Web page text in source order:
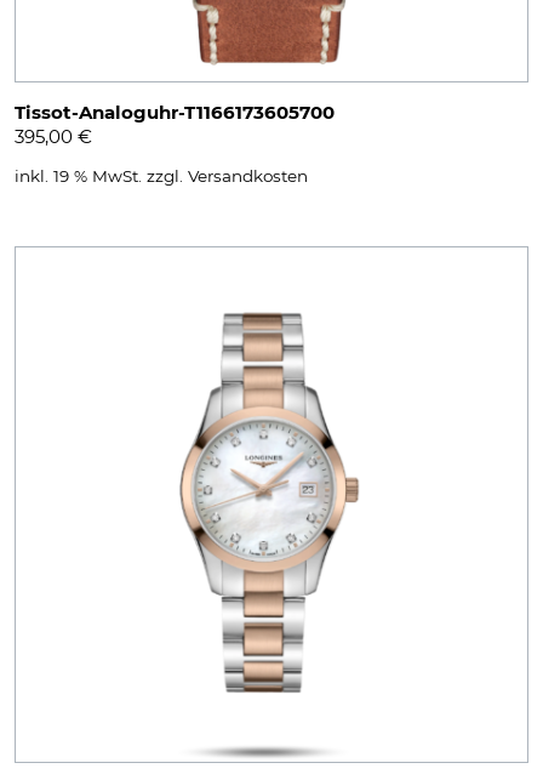
Tissot-Analoguhr-T1166173605700
395,00 €
inkl. 19 % MwSt. zzgl. Versandkosten